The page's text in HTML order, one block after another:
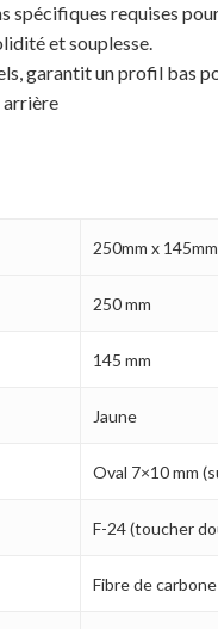
spécifiques requises
et souplesse.
garantit un profil bas
arrière
250mm x 145mm
250 mm
145 mm
Jaune
Oval 7×10 mm
F-24 (toucher
Fibre de carbone